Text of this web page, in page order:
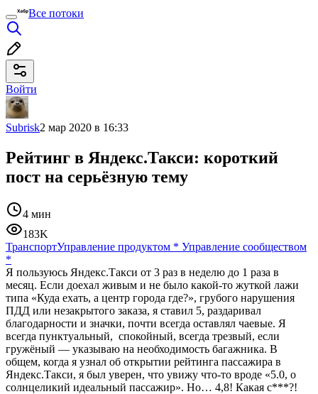
Все потоки
Войти
Subrisk2 мар 2020 в 16:33
Рейтинг в Яндекс.Такси: короткий
пост на серьёзную тему
4 мин
183K
ТранспортУправление продуктом * Управление сообществом
*
Я пользуюсь Яндекс.Такси от 3 раз в неделю до 1 раза в
месяц. Если доехал живым и не было какой-то жуткой лажи
типа «Куда ехать, а центр города где?», грубого нарушения
ПДД или незакрытого заказа, я ставил 5, раздаривал
благодарности и значки, почти всегда оставлял чаевые. Я
всегда пунктуальный, спокойный, всегда трезвый, если
гружёный — указываю на необходимость багажника. В
общем, когда я узнал об открытии рейтинга пассажира в
Яндекс.Такси, я был уверен, что увижу что-то вроде «5.0, о
солнцеликий идеальный пассажир». Но… 4,8! Какая с***?!